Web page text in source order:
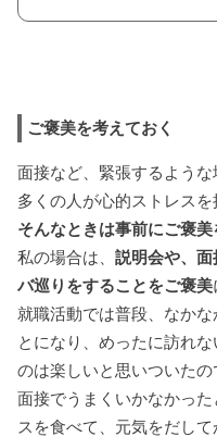
ご褒美を考えておく
面接など、緊張するような
多くの人が心的ストレスを
そんなときは事前にご褒美
私の場合は、説明会や、
バ巡りをすることをご褒美
就職活動では普段、なか
とになり、めったに訪れ
のは楽しいと思いついたの
面接でうまくいかなかっ
スを食べて、元気をだして